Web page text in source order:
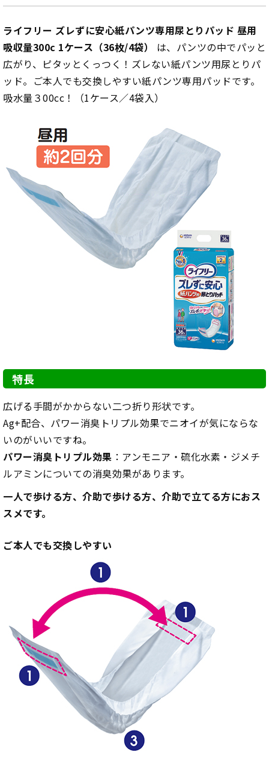
ライフリー ズレずに安心紙パンツ専用尿とりパッド 昼用
吸収量300c 1ケース（36枚/4袋） は、パンツの中でパッと
広がり、ピタッとくっつく！ズレない紙パンツ用尿とりパ
ッド。ご本人でも交換しやすい紙パンツ専用パッドです。
吸水量３00cc！（1ケース／4袋入）
特長
広げる手間がかからない二つ折り形状です。
Ag+配合、パワー消臭トリプル効果でニオイが気にならな
いのがいいですね。
パワー消臭トリプル効果 ：アンモニア・硫化水素・ジメチ
ルアミンについての消臭効果があります。
一人で歩ける方、介助で歩ける方、介助で立てる方におス
スメです。
ご本人でも交換しやすい